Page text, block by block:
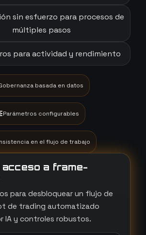
sin esfuerzo para procesos de
múltiples pasos
para actividad y rendimiento
basada en datos
Parámetros configurables
en el flujo de trabajo
a frame-
para desbloquear un flujo de
de trading automatizado
IA y controles robustos.